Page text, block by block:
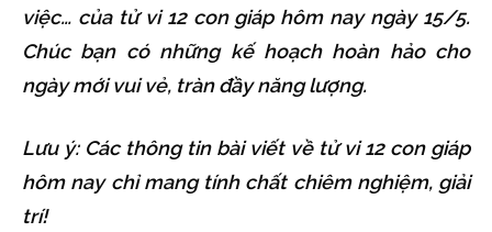
việc… của tử vi 12 con giáp hôm nay ngày 15/5.
Chúc bạn có những kế hoạch hoàn hảo cho
ngày mới vui vẻ, tràn đầy năng lượng.
Lưu ý: Các thông tin bài viết về tử vi 12 con giáp
hôm nay chỉ mang tính chất chiêm nghiệm, giải
trí!